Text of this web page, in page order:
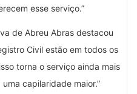
esse serviço.”
de Abreu Abras destacou
Civil estão em todos os
torna o serviço ainda mais
capilaridade maior.”